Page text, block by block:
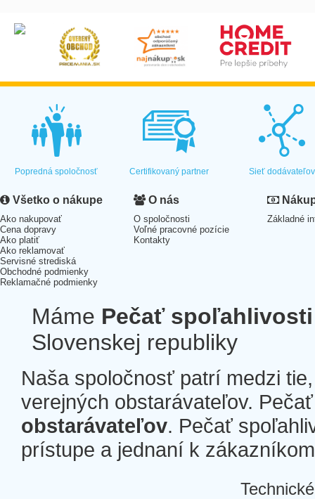
Popredná spoločnosť Certifikovaný partner Sieť dodávateľov
Všetko o nákupe
Ako nakupovať
Cena dopravy
Ako platiť
Ako reklamovať
Servisné strediská
Obchodné podmienky
Reklamačné podmienky
O nás
O spoločnosti
Voľné pracovné pozície
Kontakty
Základné
Máme Pečať spoľahlivosti
Slovenskej republiky
Naša spoločnosť patrí medzi
verejných obstarávateľov.
obstarávateľov. Pečať
prístupe a jednaní k